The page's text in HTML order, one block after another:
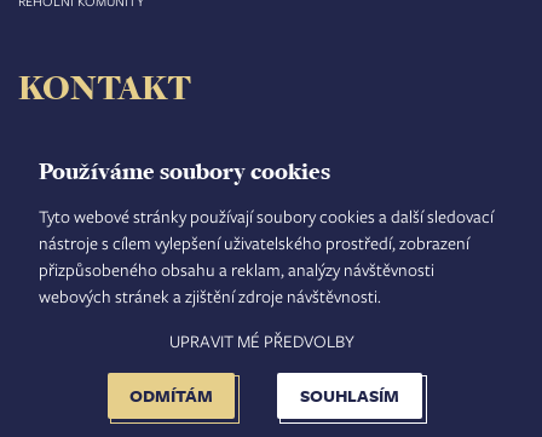
Používáme soubory cookies
Tyto webové stránky používají soubory cookies a další sledovací
nástroje s cílem vylepšení uživatelského prostředí, zobrazení
přizpůsobeného obsahu a reklam, analýzy návštěvnosti
webových stránek a zjištění zdroje návštěvnosti.
SOUHLASÍM
ODMÍTÁM
UPRAVIT MÉ PŘEDVOLBY
KONTAKT
Velké náměstí 35/44
500 03 Hradec Králové
tel.: +420 495 063 611
IČO: 00 44 51 34
DIČ: CZ 00 44 51 34
Číslo účtu: 1006010044/5500
FOOTER
MENU
TISKOVÝ MLUVČÍ INTRANET MAPA STRÁNEK
NASTAVENÍ COOKIES